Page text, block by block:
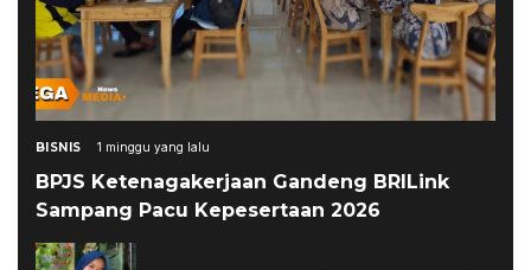
BISNIS 1 minggu yang lalu
BPJS Ketenagakerjaan Gandeng BRILink
Sampang Pacu Kepesertaan 2026